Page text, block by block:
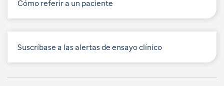
Cómo referir a un paciente
Suscríbase a las alertas de ensayo clínico